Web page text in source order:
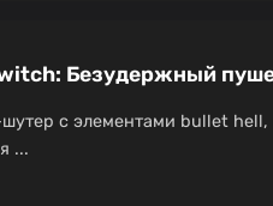
Безудержный
с элементами bullet
...